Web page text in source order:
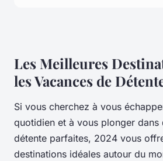
Les Meilleures
les Vacances de
Si vous cherchez à vous
quotidien et à vous plonger dans
détente parfaites, 2024 vous
destinations idéales autour du